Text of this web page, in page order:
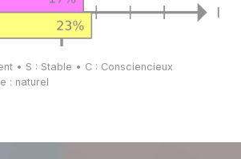
• S : Stable • C : Consciencieux
: naturel